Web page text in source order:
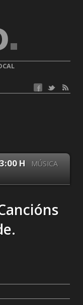
H
MÚSICA